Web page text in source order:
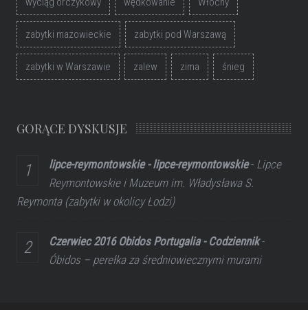
zabytki mazowieckie zabytki pod Warszawą
zabytki w Warszawie zalew zima śnieg
GORĄCE DYSKUSJE
lipce-reymontowskie - lipce-reymontowskie- Lipce
Reymontowskie i Muzeum im. Władysława S.
Reymonta (zabytki w okolicy Łodzi)
Czerwiec 2016 Obidos Portugalia - Codziennik-
Óbidos – perełka za średniowiecznymi murami